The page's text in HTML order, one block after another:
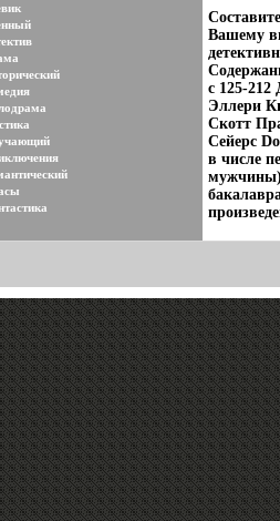
Вашему
c 125-212
Эллери
Скотт
Сейерс
в числе